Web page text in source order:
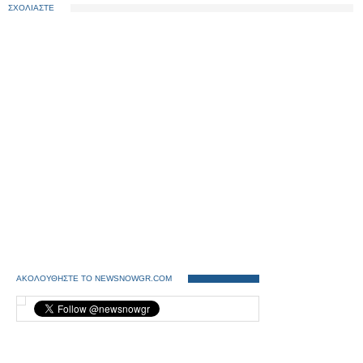
ΣΧΟΛΙΑΣΤΕ
ΑΚΟΛΟΥΘΗΣΤΕ ΤΟ NEWSNOWGR.COM